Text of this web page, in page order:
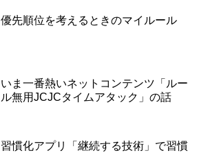
優先順位を考えるときのマイルール
いま一番熱いネットコンテンツ「ルー
ル無用JCJCタイムアタック」の話
習慣化アプリ「継続する技術」で習慣